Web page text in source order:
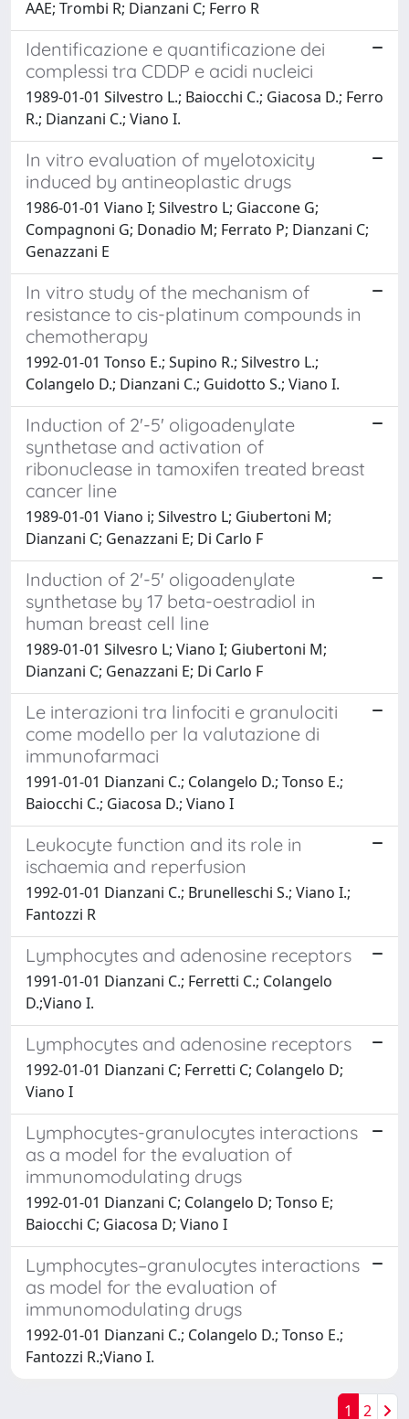
AAE; Trombi R; Dianzani C; Ferro R
Identificazione e quantificazione dei
complessi tra CDDP e acidi nucleici
1989-01-01 Silvestro L.; Baiocchi C.; Giacosa D.; Ferro
R.; Dianzani C.; Viano I.
In vitro evaluation of myelotoxicity
induced by antineoplastic drugs
1986-01-01 Viano I; Silvestro L; Giaccone G;
Compagnoni G; Donadio M; Ferrato P; Dianzani C;
Genazzani E
In vitro study of the mechanism of
resistance to cis-platinum compounds in
chemotherapy
1992-01-01 Tonso E.; Supino R.; Silvestro L.;
Colangelo D.; Dianzani C.; Guidotto S.; Viano I.
Induction of 2'-5' oligoadenylate
synthetase and activation of
ribonuclease in tamoxifen treated breast
cancer line
1989-01-01 Viano i; Silvestro L; Giubertoni M;
Dianzani C; Genazzani E; Di Carlo F
Induction of 2'-5' oligoadenylate
synthetase by 17 beta-oestradiol in
human breast cell line
1989-01-01 Silvesro L; Viano I; Giubertoni M;
Dianzani C; Genazzani E; Di Carlo F
Le interazioni tra linfociti e granulociti
come modello per la valutazione di
immunofarmaci
1991-01-01 Dianzani C.; Colangelo D.; Tonso E.;
Baiocchi C.; Giacosa D.; Viano I
Leukocyte function and its role in
ischaemia and reperfusion
1992-01-01 Dianzani C.; Brunelleschi S.; Viano I.;
Fantozzi R
Lymphocytes and adenosine receptors
1991-01-01 Dianzani C.; Ferretti C.; Colangelo
D.;Viano I.
Lymphocytes and adenosine receptors
1992-01-01 Dianzani C; Ferretti C; Colangelo D;
Viano I
Lymphocytes-granulocytes interactions
as a model for the evaluation of
immunomodulating drugs
1992-01-01 Dianzani C; Colangelo D; Tonso E;
Baiocchi C; Giacosa D; Viano I
Lymphocytes–granulocytes interactions
as model for the evaluation of
immunomodulating drugs
1992-01-01 Dianzani C.; Colangelo D.; Tonso E.;
Fantozzi R.;Viano I.
1 2